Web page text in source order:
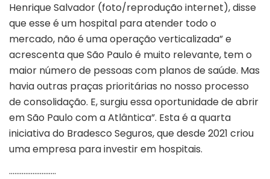
Henrique Salvador (foto/reprodução internet), disse
que esse é um hospital para atender todo o
mercado, não é uma operação verticalizada” e
acrescenta que São Paulo é muito relevante, tem o
maior número de pessoas com planos de saúde. Mas
havia outras praças prioritárias no nosso processo
de consolidação. E, surgiu essa oportunidade de abrir
em São Paulo com a Atlântica”. Esta é a quarta
iniciativa do Bradesco Seguros, que desde 2021 criou
uma empresa para investir em hospitais.
……………………..